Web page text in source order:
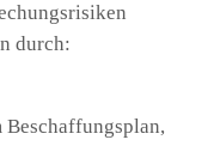
durch: